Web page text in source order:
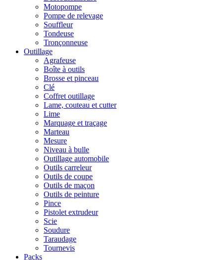
Motopompe
Pompe de relevage
Souffleur
Tondeuse
Tronçonneuse
Outillage
Agrafeuse
Boîte à outils
Brosse et pinceau
Clé
Coffret outillage
Lame, couteau et cutter
Lime
Marquage et traçage
Marteau
Mesure
Niveau à bulle
Outillage automobile
Outils carreleur
Outils de coupe
Outils de maçon
Outils de peinture
Pince
Pistolet extrudeur
Scie
Soudure
Taraudage
Tournevis
Packs